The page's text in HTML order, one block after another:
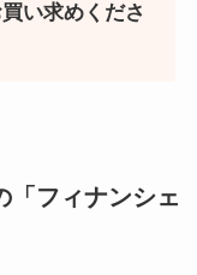
い求めくださ
フィナンシェ